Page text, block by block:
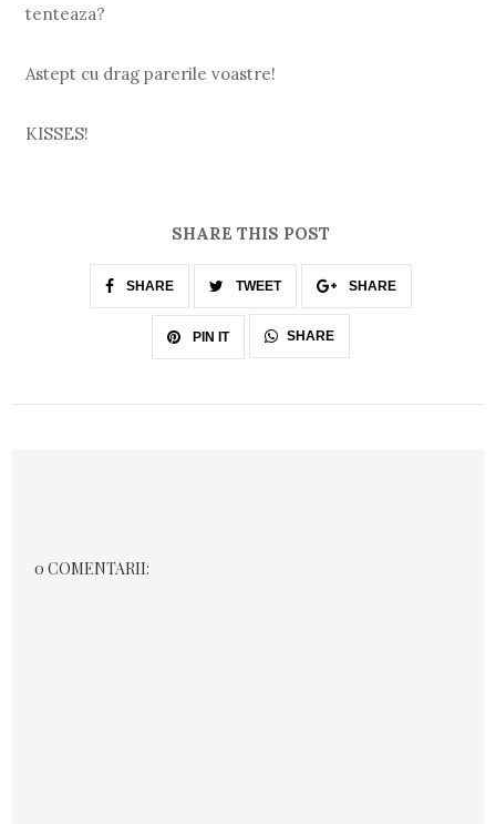
tenteaza?
Astept cu drag parerile voastre!
KISSES!
SHARE THIS POST
SHARE TWEET SHARE
PIN IT SHARE
0 COMENTARII: